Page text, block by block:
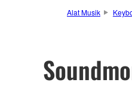
Alat Musik